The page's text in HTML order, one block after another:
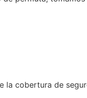
la cobertura de